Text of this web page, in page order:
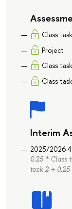
Class
Project
Class
Class
Interim
2025/2026
0.25 * Class
task 2 +